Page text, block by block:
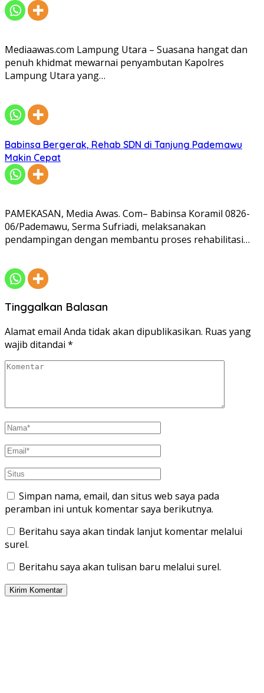
Mediaawas.com Lampung Utara – Suasana hangat dan
penuh khidmat mewarnai penyambutan Kapolres
Lampung Utara yang…
Babinsa Bergerak, Rehab SDN di Tanjung Pademawu
Makin Cepat
PAMEKASAN, Media Awas. Com– Babinsa Koramil 0826-
06/Pademawu, Serma Sufriadi, melaksanakan
pendampingan dengan membantu proses rehabilitasi…
Tinggalkan Balasan
Alamat email Anda tidak akan dipublikasikan. Ruas yang
wajib ditandai *
Simpan nama, email, dan situs web saya pada
peramban ini untuk komentar saya berikutnya.
Beritahu saya akan tindak lanjut komentar melalui
surel.
Beritahu saya akan tulisan baru melalui surel.